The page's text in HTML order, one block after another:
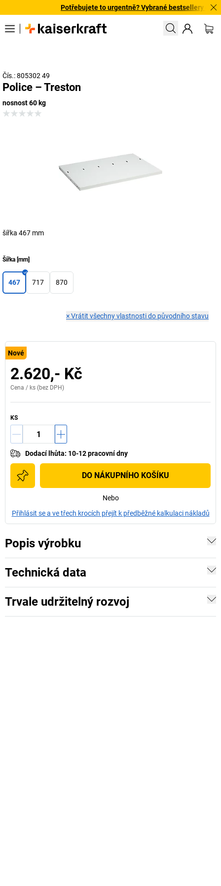
Potřebujete to urgentně? Vybrané bestsellery
Čís.: 805302 49
Police – Treston
nosnost 60 kg
šířka 467 mm
Šířka [mm]
467 717 870
×Vrátit všechny vlastnosti do původního stavu
Nové
2.620,- Kč
Cena / ks (bez DPH)
KS
Dodací lhůta: 10-12 pracovní dny
DO NÁKUPNÍHO KOŠÍKU
Nebo
Přihlásit se a ve třech krocích přejít k předběžné kalkulaci nákladů
Popis výrobku
Technická data
Trvale udržitelný rozvoj